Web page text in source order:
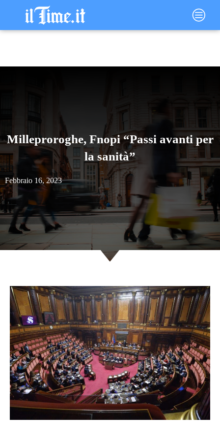
contenuto
Main
Menu
Milleproroghe, Fnopi “Passi avanti per
la sanità”
Febbraio 16, 2023